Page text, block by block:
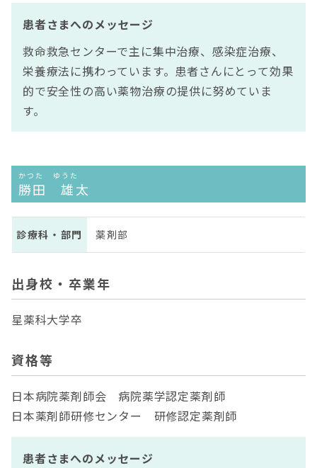
患者さまへのメッセージ
救命救急センターで主に集中治療、感染症治療、
栄養療法に携わっています。患者さんにとって効果
的で安全性の高い薬物治療の提供に努めていま
す。
かつた ゆうた
勝田 雄太
診療科・部門 薬剤部
出身校・卒業年
星薬科大学卒
資格等
日本病院薬剤師会 病院薬学認定薬剤師
日本薬剤師研修センター 研修認定薬剤師
患者さまへのメッセージ